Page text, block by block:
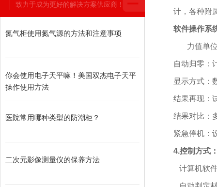
致力于成为更好的解决方案供应商！
氮气柜使用氮气源的方法和注意事项
你会使用电子天平嘛！美国双杰电子天平
操作使用方法
医院常用哪种类型的防潮柜？
二次元影像测量仪的保养方法
计，各种附
软件操作系
力值单
自动归零：
显示方式：
结果再现：
结果对比：
紧急停机：
4.控制方式
计算机软